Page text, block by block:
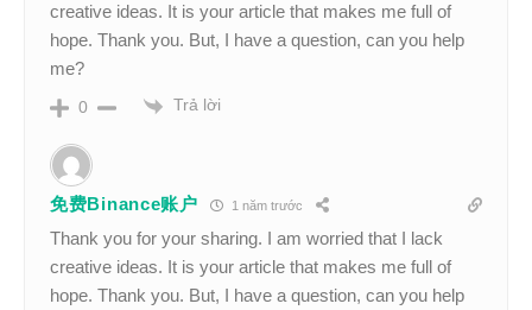
creative ideas. It is your article that makes me full of
hope. Thank you. But, I have a question, can you help
me?
0 Trả lời
免费Binance账户 1 năm trước
Thank you for your sharing. I am worried that I lack
creative ideas. It is your article that makes me full of
hope. Thank you. But, I have a question, can you help